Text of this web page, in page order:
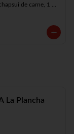
de carne, 1
La Plancha